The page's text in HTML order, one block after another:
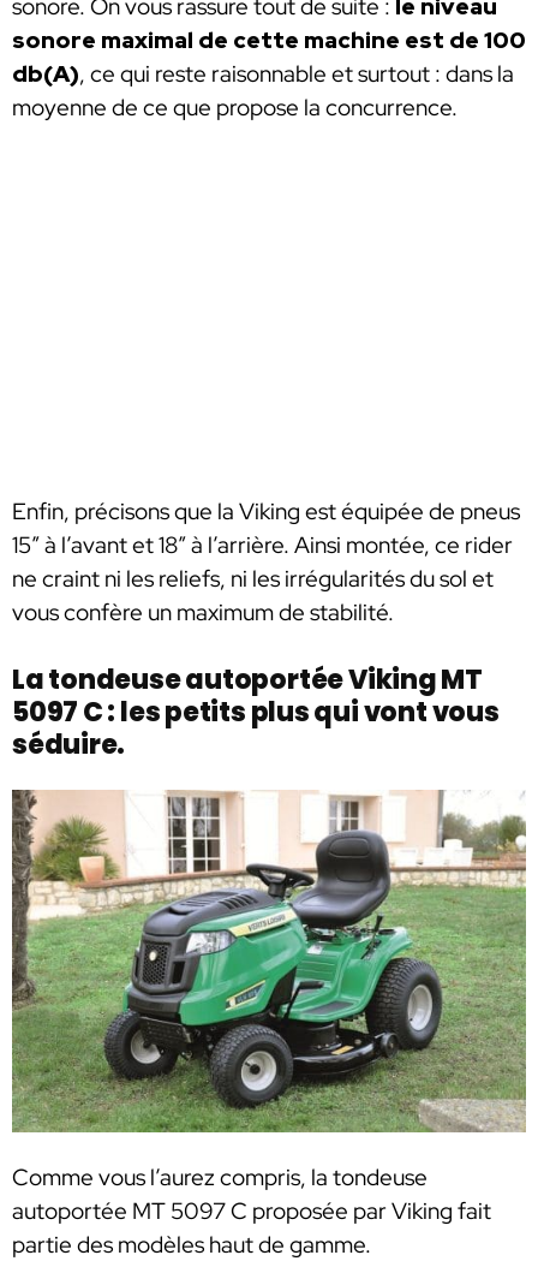
sonore. On vous rassure tout de suite : le niveau
sonore maximal de cette machine est de 100
db(A), ce qui reste raisonnable et surtout : dans la
moyenne de ce que propose la concurrence.
Enfin, précisons que la Viking est équipée de pneus
15″ à l’avant et 18″ à l’arrière. Ainsi montée, ce rider
ne craint ni les reliefs, ni les irrégularités du sol et
vous confère un maximum de stabilité.
La tondeuse autoportée Viking MT
5097 C : les petits plus qui vont vous
séduire.
Comme vous l’aurez compris, la tondeuse
autoportée MT 5097 C proposée par Viking fait
partie des modèles haut de gamme.